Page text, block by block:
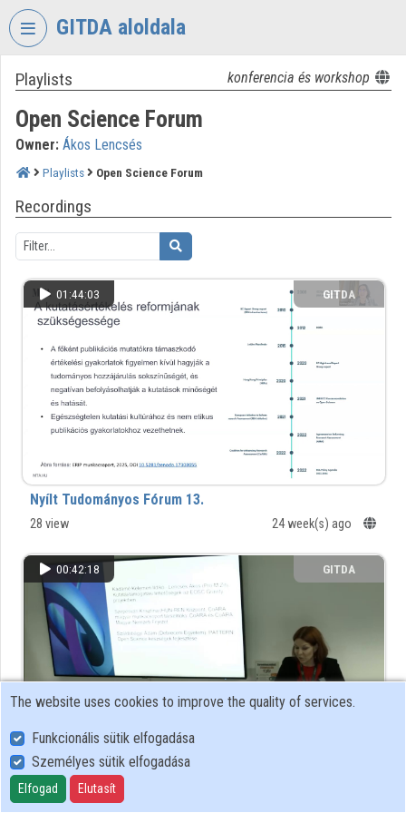
Skip header
GITDA aloldala
VIDEO
GOVERNMENTAL
INFORMATION-
TECHNOLOGY
AGENCY
Organization home
Log In
Organization discovery
Categories
Organization playlists
Contributors
Playlists konferencia és workshop
Open Science Forum
Owner: Ákos Lencsés
Playlists Open Science Forum
Recordings
01:44:03 GITDA
Nyílt Tudományos Fórum 13.
28 view 24 week(s) ago
00:42:18 GITDA
Nyílt Tudományos Fórum 12.
224 view
The website uses cookies to improve the quality of services.
Funkcionális sütik elfogadása
Személyes sütik elfogadása
Elfogad Elutasít